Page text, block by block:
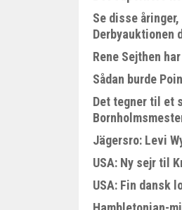
Se disse
Derbyauktionen
Rene Sejthen
Sådan burde
Det tegner til et
Jägersro: Levi
USA: Ny sejr til
USA: Fin dansk